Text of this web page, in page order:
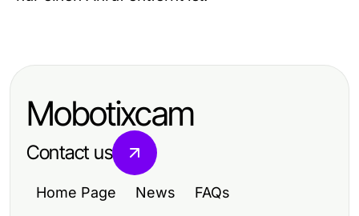
Mobotixcam
Contact us
Home Page News FAQs